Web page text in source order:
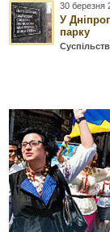
30 березня
У
парку